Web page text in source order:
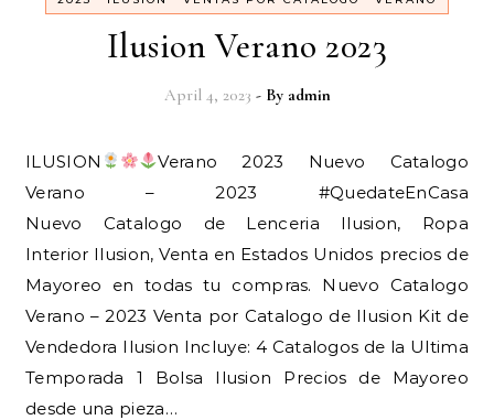
Ilusion Verano 2023
April 4, 2023 - By admin
ILUSION
Verano 2023 Nuevo Catalogo
Verano – 2023 #QuedateEnCasa
Nuevo Catalogo de Lenceria Ilusion, Ropa
Interior Ilusion, Venta en Estados Unidos precios de
Mayoreo en todas tu compras. Nuevo Catalogo
Verano – 2023 Venta por Catalogo de Ilusion Kit de
Vendedora Ilusion Incluye: 4 Catalogos de la Ultima
Temporada 1 Bolsa Ilusion Precios de Mayoreo
desde una pieza…